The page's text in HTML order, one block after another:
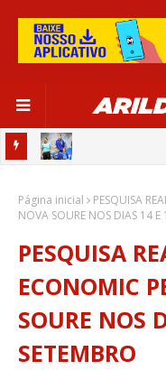
SALVADOR
Página inicial
PESQUISA
NOVA SOURE NOS DIAS 14 E
PESQUISA
ECONOMIC
SOURE NOS
SETEMBRO